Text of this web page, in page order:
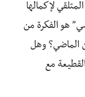
لإكمالها
هو الفكرة من
الماضي؟ وهل
مع